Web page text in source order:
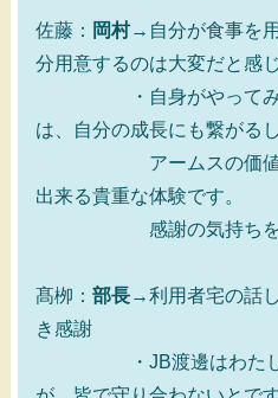
佐藤： 岡村→自分が食事を
分用意するのは大変だと感
・自身がやってみて
は、自分の成長にも繋がるし
アームスの価値を見
出来る貴重な体験です。
感謝の気持ちを表
髙栁： 部長→利用者宅の話
き感謝
・JB渡邊はわたした